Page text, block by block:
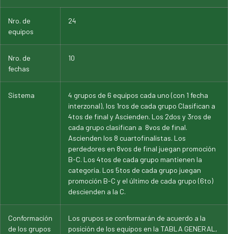
Nro. de
equipos
24
Nro. de
fechas
10
Sistema
4 grupos de 6 equipos cada uno (con 1 fecha
interzonal), los 1ros de cada grupo Clasifican a
4tos de final y Ascienden. Los 2dos y 3ros de
cada grupo clasifican a 8vos de final.
Ascienden los 8 cuartofinalistas. Los
perdedores en 8vos de final juegan promoción
B-C. Los 4tos de cada grupo mantienen la
categoría. Los 5tos de cada grupo juegan
promoción B-C y el último de cada grupo (6to)
descienden a la C.
Conformación
de los grupos
Los grupos se conformarán de acuerdo a la
posición de los equipos en la TABLA GENERAL,